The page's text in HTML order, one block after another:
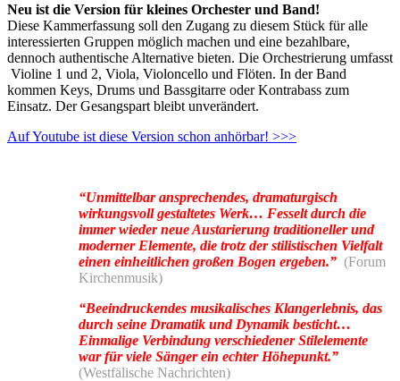
Neu ist die Version für kleines Orchester und Band!
Diese Kammerfassung soll den Zugang zu diesem Stück für alle
interessierten Gruppen möglich machen und eine bezahlbare,
dennoch authentische Alternative bieten. Die Orchestrierung umfasst
Violine 1 und 2, Viola, Violoncello und Flöten. In der Band
kommen Keys, Drums und Bassgitarre oder Kontrabass zum
Einsatz. Der Gesangspart bleibt unverändert.
Auf Youtube ist diese Version schon anhörbar! >>>
“Unmittelbar ansprechendes, dramaturgisch
wirkungsvoll gestaltetes Werk… Fesselt durch die
immer wieder neue Austarierung traditioneller und
moderner Elemente, die trotz der stilistischen Vielfalt
einen einheitlichen großen Bogen ergeben.” (Forum
Kirchenmusik)
“Beeindruckendes musikalisches Klangerlebnis, das
durch seine Dramatik und Dynamik besticht…
Einmalige Verbindung verschiedener Stilelemente
war für viele Sänger ein echter Höhepunkt.”
(Westfälische Nachrichten)